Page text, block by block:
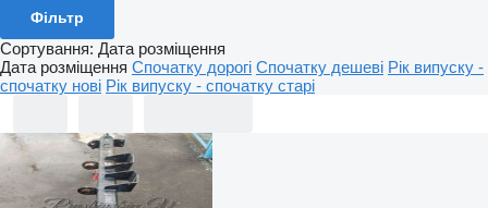
Фільтр
Сортування: Дата розміщення
Дата розміщення Спочатку дорогі Спочатку дешеві Рік випуску -
спочатку нові Рік випуску - спочатку старі